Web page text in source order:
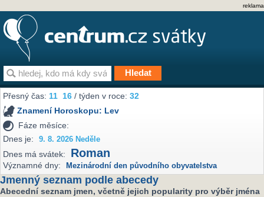
reklama
Přesný čas:11 16 / týden v roce:32
Znamení Horoskopu: Lev
Fáze měsíce:
Dnes je:
9. 8. 2026 Neděle
Dnes má svátek: Roman
Významné dny: Mezinárodní den původního obyvatelstva
Jmenný seznam podle abecedy
Abecední seznam jmen, včetně jejich popularity pro výběr jména